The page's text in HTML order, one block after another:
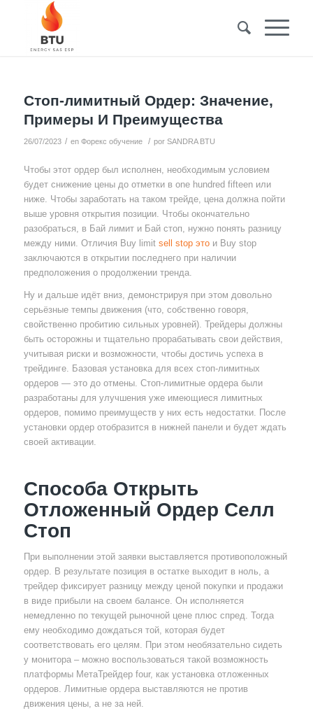
Стоп-лимитный Ордер: Значение,
Примеры И Преимущества
26/07/2023 / en Форекс обучение / por SANDRA BTU
Чтобы этот ордер был исполнен, необходимым условием
будет снижение цены до отметки в one hundred fifteen или
ниже. Чтобы заработать на таком трейде, цена должна пойти
выше уровня открытия позиции. Чтобы окончательно
разобраться, в Бай лимит и Бай стоп, нужно понять разницу
между ними. Отличия Buy limit sell stop этои Buy stop
заключаются в открытии последнего при наличии
предположения о продолжении тренда.
Ну и дальше идёт вниз, демонстрируя при этом довольно
серьёзные темпы движения (что, собственно говоря,
свойственно пробитию сильных уровней). Трейдеры должны
быть осторожны и тщательно прорабатывать свои действия,
учитывая риски и возможности, чтобы достичь успеха в
трейдинге. Базовая установка для всех стоп-лимитных
ордеров — это до отмены. Стоп-лимитные ордера были
разработаны для улучшения уже имеющиеся лимитных
ордеров, помимо преимуществ у них есть недостатки. После
установки ордер отобразится в нижней панели и будет ждать
своей активации.
Способа Открыть
Отложенный Ордер Селл
Стоп
При выполнении этой заявки выставляется противоположный
ордер. В результате позиция в остатке выходит в ноль, а
трейдер фиксирует разницу между ценой покупки и продажи
в виде прибыли на своем балансе. Он исполняется
немедленно по текущей рыночной цене плюс спред. Тогда
ему необходимо дождаться той, которая будет
соответствовать его целям. При этом необязательно сидеть
у монитора – можно воспользоваться такой возможность
платформы МетаТрейдер four, как установка отложенных
ордеров. Лимитные ордера выставляются не против
движения цены, а не за ней.